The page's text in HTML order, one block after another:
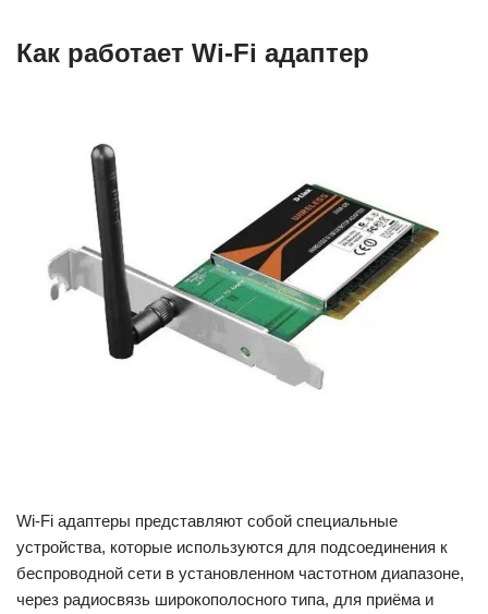
Как работает Wi-Fi адаптер
Wi-Fi адаптеры представляют собой специальные
устройства, которые используются для подсоединения к
беспроводной сети в установленном частотном диапазоне,
через радиосвязь широкополосного типа, для приёма и